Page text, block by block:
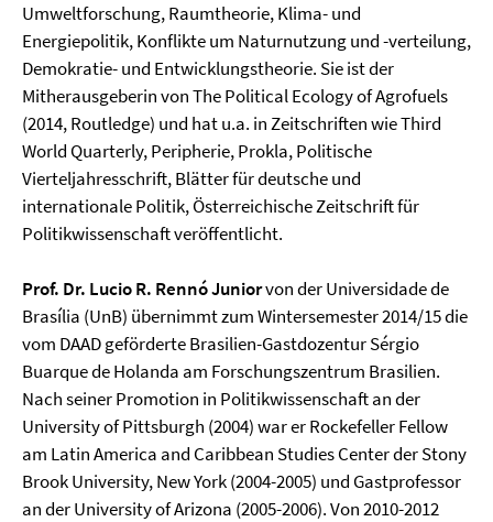
Umweltforschung, Raumtheorie, Klima- und
Energiepolitik, Konflikte um Naturnutzung und -verteilung,
Demokratie- und Entwicklungstheorie. Sie ist der
Mitherausgeberin von The Political Ecology of Agrofuels
(2014, Routledge) und hat u.a. in Zeitschriften wie Third
World Quarterly, Peripherie, Prokla, Politische
Vierteljahresschrift, Blätter für deutsche und
internationale Politik, Österreichische Zeitschrift für
Politikwissenschaft veröffentlicht.
Prof. Dr. Lucio R. Rennó Juniorvon der Universidade de
Brasília (UnB) übernimmt zum Wintersemester 2014/15 die
vom DAAD geförderte Brasilien-Gastdozentur Sérgio
Buarque de Holanda am Forschungszentrum Brasilien.
Nach seiner Promotion in Politikwissenschaft an der
University of Pittsburgh (2004) war er Rockefeller Fellow
am Latin America and Caribbean Studies Center der Stony
Brook University, New York (2004-2005) und Gastprofessor
an der University of Arizona (2005-2006). Von 2010-2012